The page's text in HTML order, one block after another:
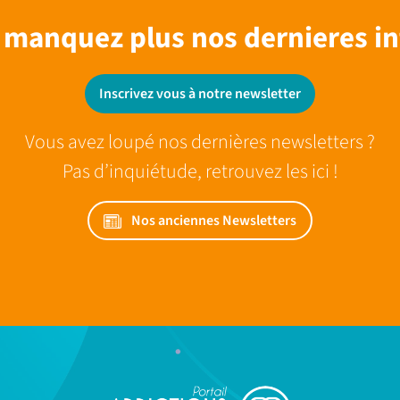
plus nos dernieres
Inscrivez vous à notre newsletter
Vous avez loupé nos dernières newsletters ?
Pas d’inquiétude, retrouvez les ici !
Nos anciennes Newsletters